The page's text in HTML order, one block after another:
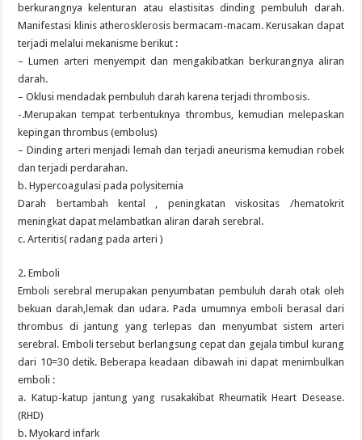
berkurangnya kelenturan atau elastisitas dinding pembuluh darah.
Manifestasi klinis atherosklerosis bermacam-macam. Kerusakan dapat
terjadi melalui mekanisme berikut :
– Lumen arteri menyempit dan mengakibatkan berkurangnya aliran
darah.
– Oklusi mendadak pembuluh darah karena terjadi thrombosis.
-.Merupakan tempat terbentuknya thrombus, kemudian melepaskan
kepingan thrombus (embolus)
– Dinding arteri menjadi lemah dan terjadi aneurisma kemudian robek
dan terjadi perdarahan.
b. Hypercoagulasi pada polysitemia
Darah bertambah kental , peningkatan viskositas /hematokrit
meningkat dapat melambatkan aliran darah serebral.
c. Arteritis( radang pada arteri )
2. Emboli
Emboli serebral merupakan penyumbatan pembuluh darah otak oleh
bekuan darah,lemak dan udara. Pada umumnya emboli berasal dari
thrombus di jantung yang terlepas dan menyumbat sistem arteri
serebral. Emboli tersebut berlangsung cepat dan gejala timbul kurang
dari 10=30 detik. Beberapa keadaan dibawah ini dapat menimbulkan
emboli :
a. Katup-katup jantung yang rusakakibat Rheumatik Heart Desease.
(RHD)
b. Myokard infark